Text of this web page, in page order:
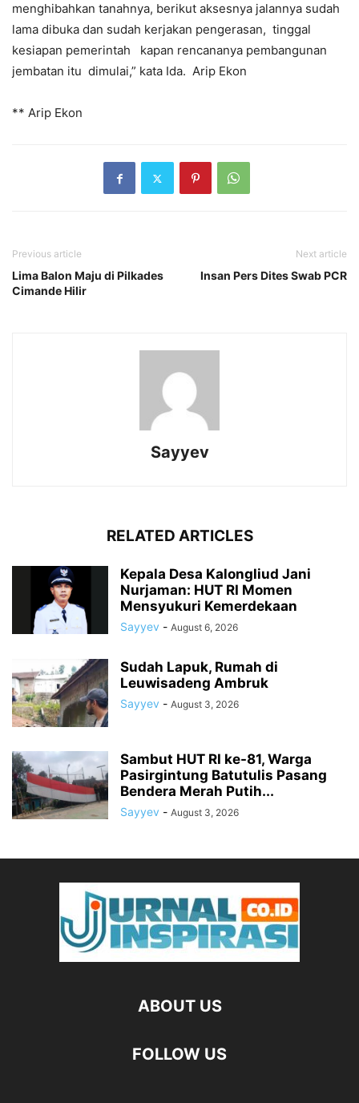
menghibahkan tanahnya, berikut aksesnya jalannya sudah
lama dibuka dan sudah kerjakan pengerasan, tinggal
kesiapan pemerintah kapan rencananya pembangunan
jembatan itu dimulai,” kata Ida. Arip Ekon
** Arip Ekon
Previous article
Lima Balon Maju di Pilkades
Cimande Hilir
Next article
Insan Pers Dites Swab PCR
Sayyev
RELATED ARTICLES
Kepala Desa Kalongliud Jani
Nurjaman: HUT RI Momen
Mensyukuri Kemerdekaan
Sayyev - August 6, 2026
Sudah Lapuk, Rumah di
Leuwisadeng Ambruk
Sayyev - August 3, 2026
Sambut HUT RI ke-81, Warga
Pasirgintung Batutulis Pasang
Bendera Merah Putih...
Sayyev - August 3, 2026
ABOUT US
FOLLOW US